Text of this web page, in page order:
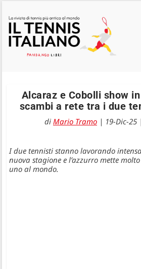
Alcaraz e Cobolli show
scambi a rete tra i due
di Mario Tramo | 19-Dic-25
I due tennisti stanno lavorando
nuova stagione e l’azzurro mette
uno al mondo.